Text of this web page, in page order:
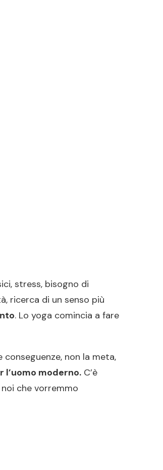
stress, bisogno di
ricerca di un senso più
. Lo yoga comincia a fare
non la meta,
l’uomo moderno. C’è
che vorremmo